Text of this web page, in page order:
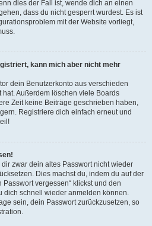
dies der Fall ist, wende dich an einen
dass du nicht gesperrt wurdest. Es ist
mit der Website vorliegt,
kann mich aber nicht mehr
dein Benutzerkonto aus verschieden
Außerdem löschen viele Boards
Zeit keine Beiträge geschrieben haben,
Registriere dich einfach erneut und
zwar dein altes Passwort nicht wieder
Dies machst du, indem du auf der
vergessen“ klickst und den
dich schnell wieder anmelden können.
sein, dein Passwort zurückzusetzen, so